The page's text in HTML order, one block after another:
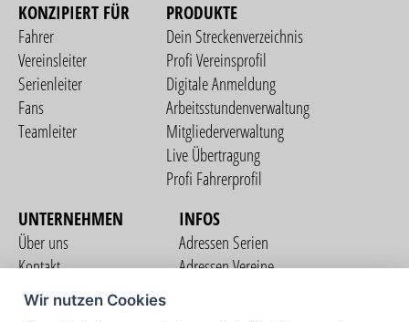
KONZIPIERT FÜR
Fahrer
Vereinsleiter
Serienleiter
Fans
Teamleiter
PRODUKTE
Dein Streckenverzeichnis
Profi Vereinsprofil
Digitale Anmeldung
Arbeitsstundenverwaltung
Mitgliederverwaltung
Live Übertragung
Profi Fahrerprofil
UNTERNEHMEN
Über uns
Kontakt
Nutzungsbedingungen
Datenschutzerklärung
INFOS
Adressen Serien
Adressen Vereine
Wir nutzen Cookies